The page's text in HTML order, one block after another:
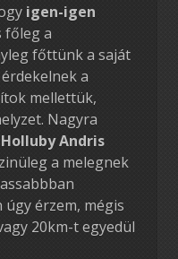
igen-igen
főleg a
főttünk a saját
a
mellettük,
Nagyra
Holluby Andris
a melegnek
úgy érzem, mégis
20km-t egyedül